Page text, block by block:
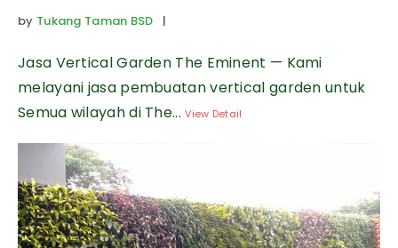
by Tukang Taman BSD |
Jasa Vertical Garden The Eminent — Kami
melayani jasa pembuatan vertical garden untuk
Semua wilayah di The...View Detail